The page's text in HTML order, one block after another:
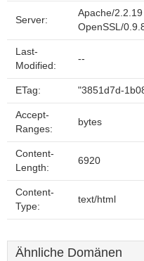
Server:
Apache/
OpenSSL/
Last-
Modified:
--
ETag: "3851d7d-
Accept-
Ranges:
bytes
Content-
Length:
6920
Content-
Type:
text/html
Ähnliche Domänen